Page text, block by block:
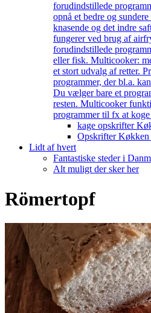
forudindstillede
opnå et bedre og
knasende og det indre
fungerer ved brug af
forudindstillede
eller fisk. Multicooker:
et stort udvalg af retter.
programmer, der bl.a.
Du vælger bare et
resten. Multicooker
programmer til fx at koge
kage opskrifter
Opskrifter
Lidt af hvert
Fantastiske steder i
Alt muligt der sker her
Römertopf